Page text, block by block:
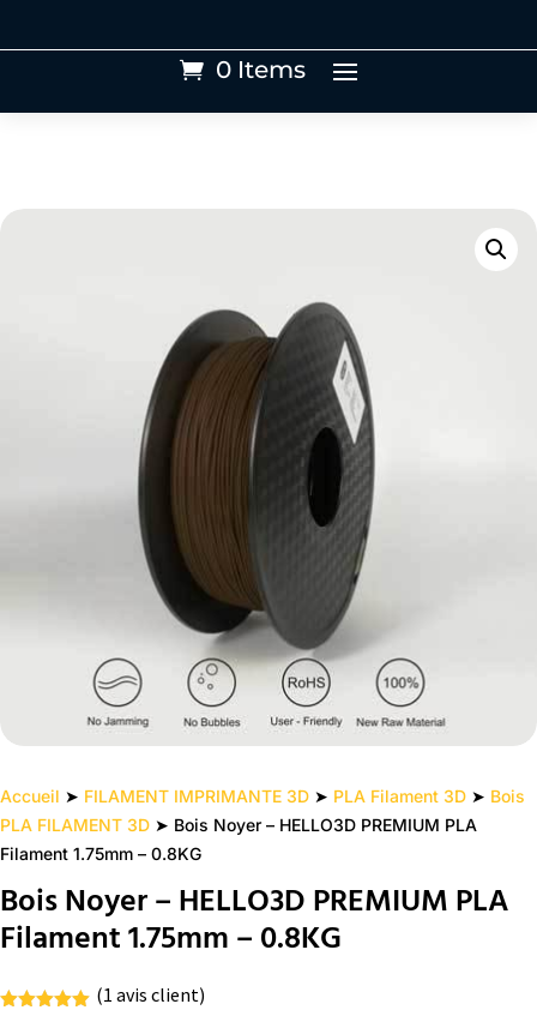
0 Items
Accueil ➤ FILAMENT IMPRIMANTE 3D ➤ PLA Filament 3D ➤ Bois
PLA FILAMENT 3D ➤ Bois Noyer – HELLO3D PREMIUM PLA
Filament 1.75mm – 0.8KG
Bois Noyer – HELLO3D PREMIUM PLA
Filament 1.75mm – 0.8KG
(1 avis client)